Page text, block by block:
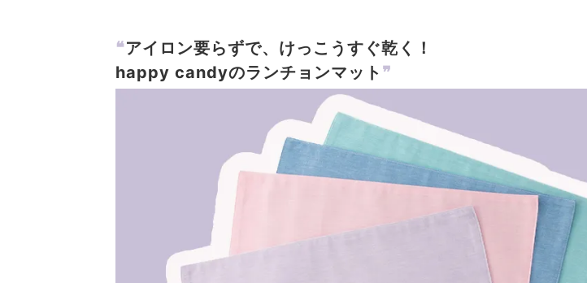
❝アイロン要らずで、けっこうすぐ乾く！
happy candyのランチョンマット ❞